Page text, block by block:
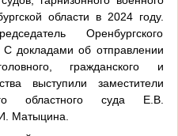
области в 2024 году.
Оренбургского
докладами об отправлении
гражданского и
выступили заместители
областного суда Е.В.
Матыцина.